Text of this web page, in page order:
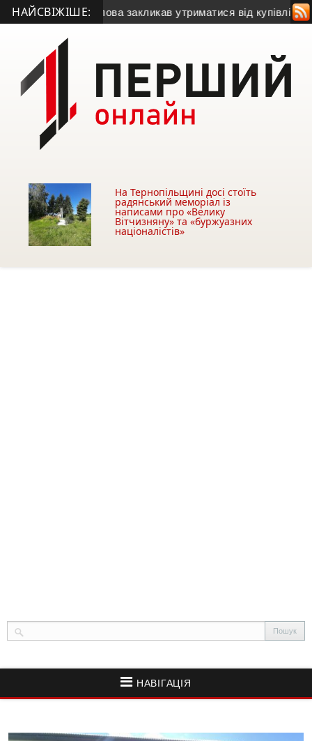
НАЙСВІЖІШЕ:
Міський голова закликав утриматися від купівлі будівлі у
На Тернопільщині досі стоїть
радянський меморіал із
написами про «Велику
Вітчизняну» та «буржуазних
націоналістів»
НАВІГАЦІЯ